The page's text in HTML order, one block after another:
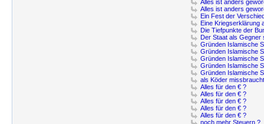
Alles ist anders
Alles ist anders
Ein Fest der
Eine Kriegserklärung
Die Tiefpunkte der
Der Staat als Gegner
Gründen Islamische
Gründen Islamische
Gründen Islamische
Gründen Islamische
Gründen Islamische
als Köder
Alles für den € ?
Alles für den € ?
Alles für den € ?
Alles für den € ?
Alles für den € ?
noch mehr Steuern ?